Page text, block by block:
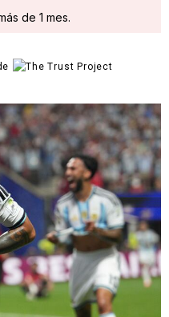
de 1 mes.